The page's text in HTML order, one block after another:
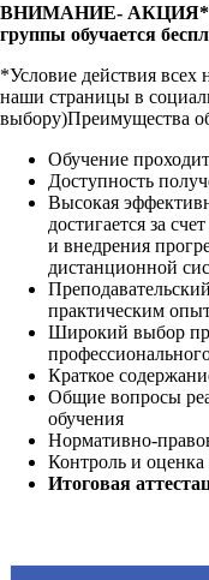
ВНИМАНИЕ- АКЦИЯ*
группы обучается
*Условие действия
наши страницы в
выбору)Преимущества
Обучение
Доступность
Высокая
достигается за
и внедрения
дистанционной
практическим
Широкий выбор
Краткое
Общие вопросы
обучения
Нормативно-
Контроль и
Итоговая